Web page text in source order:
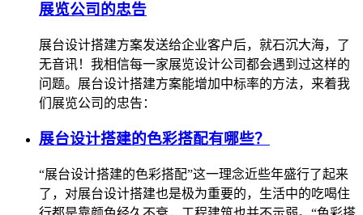
展览公司的忠告
展台设计搭建方案发送给企业客户后，就石沉大海，了
无音讯！我相信每一家展览设计公司都会遇到过这样的
问题。展台设计搭建方案能增加中标率的方法，来着我
们展览公司的忠告：
展台设计搭建的色彩搭配有哪些？
“展台设计搭建的色彩搭配”这一理念近些年盛行了起来
了，对展台设计搭建也是极为重要的，生活中的吃喝住